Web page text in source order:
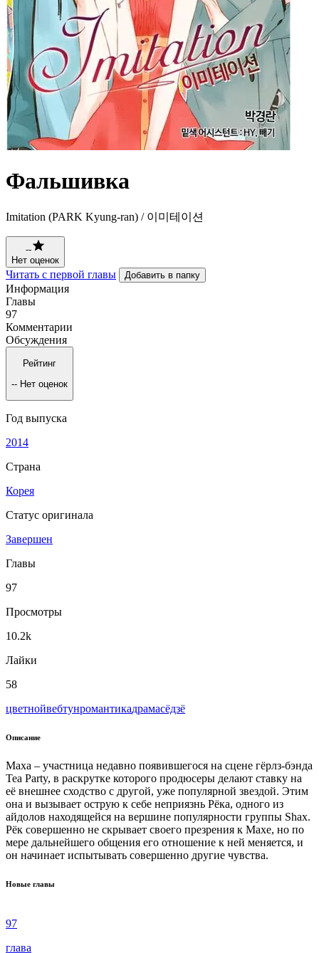
Фальшивка
Imitation (PARK Kyung-ran) / 이미테이션
--
Нет оценок
Читать с первой главы Добавить в папку
Информация
Главы
97
Комментарии
Обсуждения
Рейтинг
-- Нет оценок
Год выпуска
2014
Страна
Корея
Статус оригинала
Завершен
Главы
97
Просмотры
10.2k
Лайки
58
цветнойвeбтунромантикадрамасёдзё
Описание
Маха – участница недавно появившегося на сцене гёрлз-бэнда
Tea Party, в раскрутке которого продюсеры делают ставку на
её внешнее сходство с другой, уже популярной звездой. Этим
она и вызывает острую к себе неприязнь Рёка, одного из
айдолов находящейся на вершине популярности группы Shax.
Рёк совершенно не скрывает своего презрения к Махе, но по
мере дальнейшего общения его отношение к ней меняется, и
он начинает испытывать совершенно другие чувства.
Новые главы
97
глава